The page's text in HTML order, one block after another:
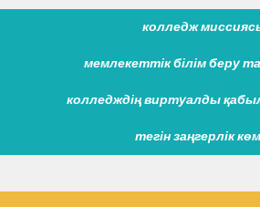
колледж
мемлекеттік білім беру
колледждің виртуалды
тегін заңгерлік